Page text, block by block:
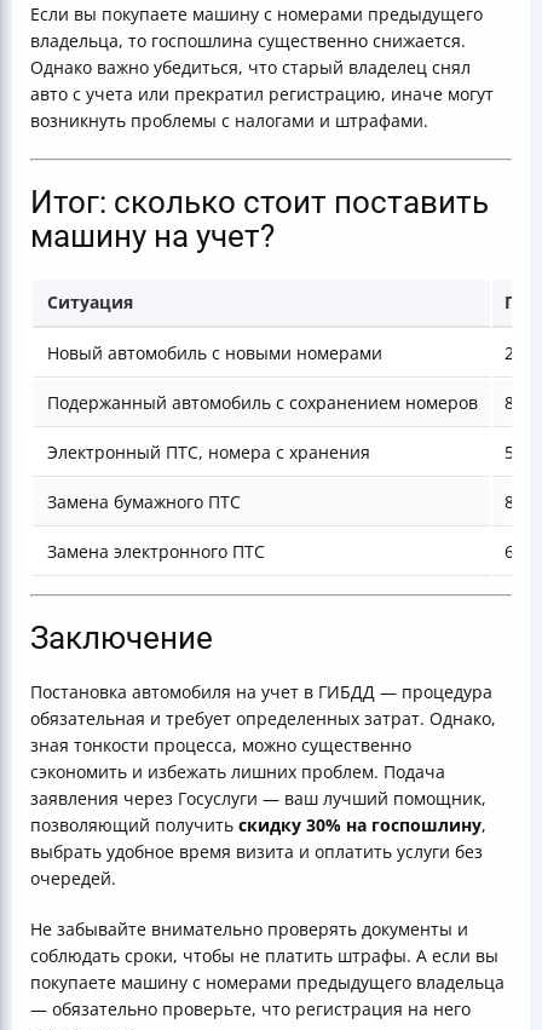
Если вы покупаете машину с номерами предыдущего
владельца, то госпошлина существенно снижается.
Однако важно убедиться, что старый владелец снял
авто с учета или прекратил регистрацию, иначе могут
возникнуть проблемы с налогами и штрафами.
Итог: сколько стоит поставить
машину на учет?
Ситуация
Новый автомобиль с новыми номерами 2500
Подержанный автомобиль с сохранением номеров 850
Электронный ПТС, номера с хранения 500
Замена бумажного ПТС 800
Замена электронного ПТС 600
Заключение
Постановка автомобиля на учет в ГИБДД — процедура
обязательная и требует определенных затрат. Однако,
зная тонкости процесса, можно существенно
сэкономить и избежать лишних проблем. Подача
заявления через Госуслуги — ваш лучший помощник,
позволяющий получить скидку 30% на госпошлину,
выбрать удобное время визита и оплатить услуги без
очередей.
Не забывайте внимательно проверять документы и
соблюдать сроки, чтобы не платить штрафы. А если вы
покупаете машину с номерами предыдущего владельца
— обязательно проверьте, что регистрация на него